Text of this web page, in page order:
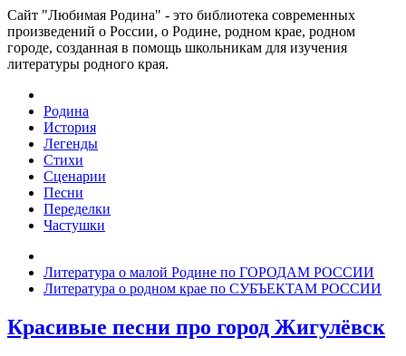
Сайт "Любимая Родина" - это библиотека современных
произведений о России, о Родине, родном крае, родном
городе, созданная в помощь школьникам для изучения
литературы родного края.
Родина
История
Легенды
Стихи
Сценарии
Песни
Переделки
Частушки
Литература о малой Родине по ГОРОДАМ РОССИИ
Литература о родном крае по СУБЪЕКТАМ РОССИИ
Красивые песни про город Жигулёвск